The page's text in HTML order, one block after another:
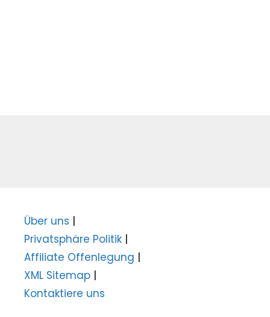
Über uns |
Privatsphäre Politik |
Affiliate Offenlegung |
XML Sitemap |
Kontaktiere uns